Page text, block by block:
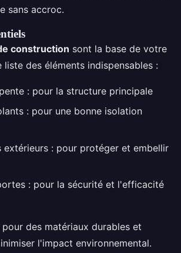
sans accroc.
construction sont la base de votre
liste des éléments indispensables :
: pour la structure principale
: pour une bonne isolation
extérieurs : pour protéger et embellir
: pour la sécurité et l'efficacité
pour des matériaux durables et
l'impact environnemental.